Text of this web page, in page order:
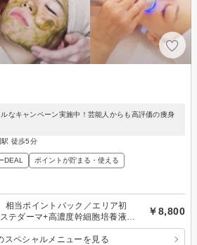
なキャンペーン実施中！芸能人からも高評価の痩身
駅 徒歩5分
DEAL ポイントが貯まる・使える
相当ポイントバック／エリア初
テダーマ+高濃度幹細胞培養液導
￥8,800
スペシャルメニューを見る